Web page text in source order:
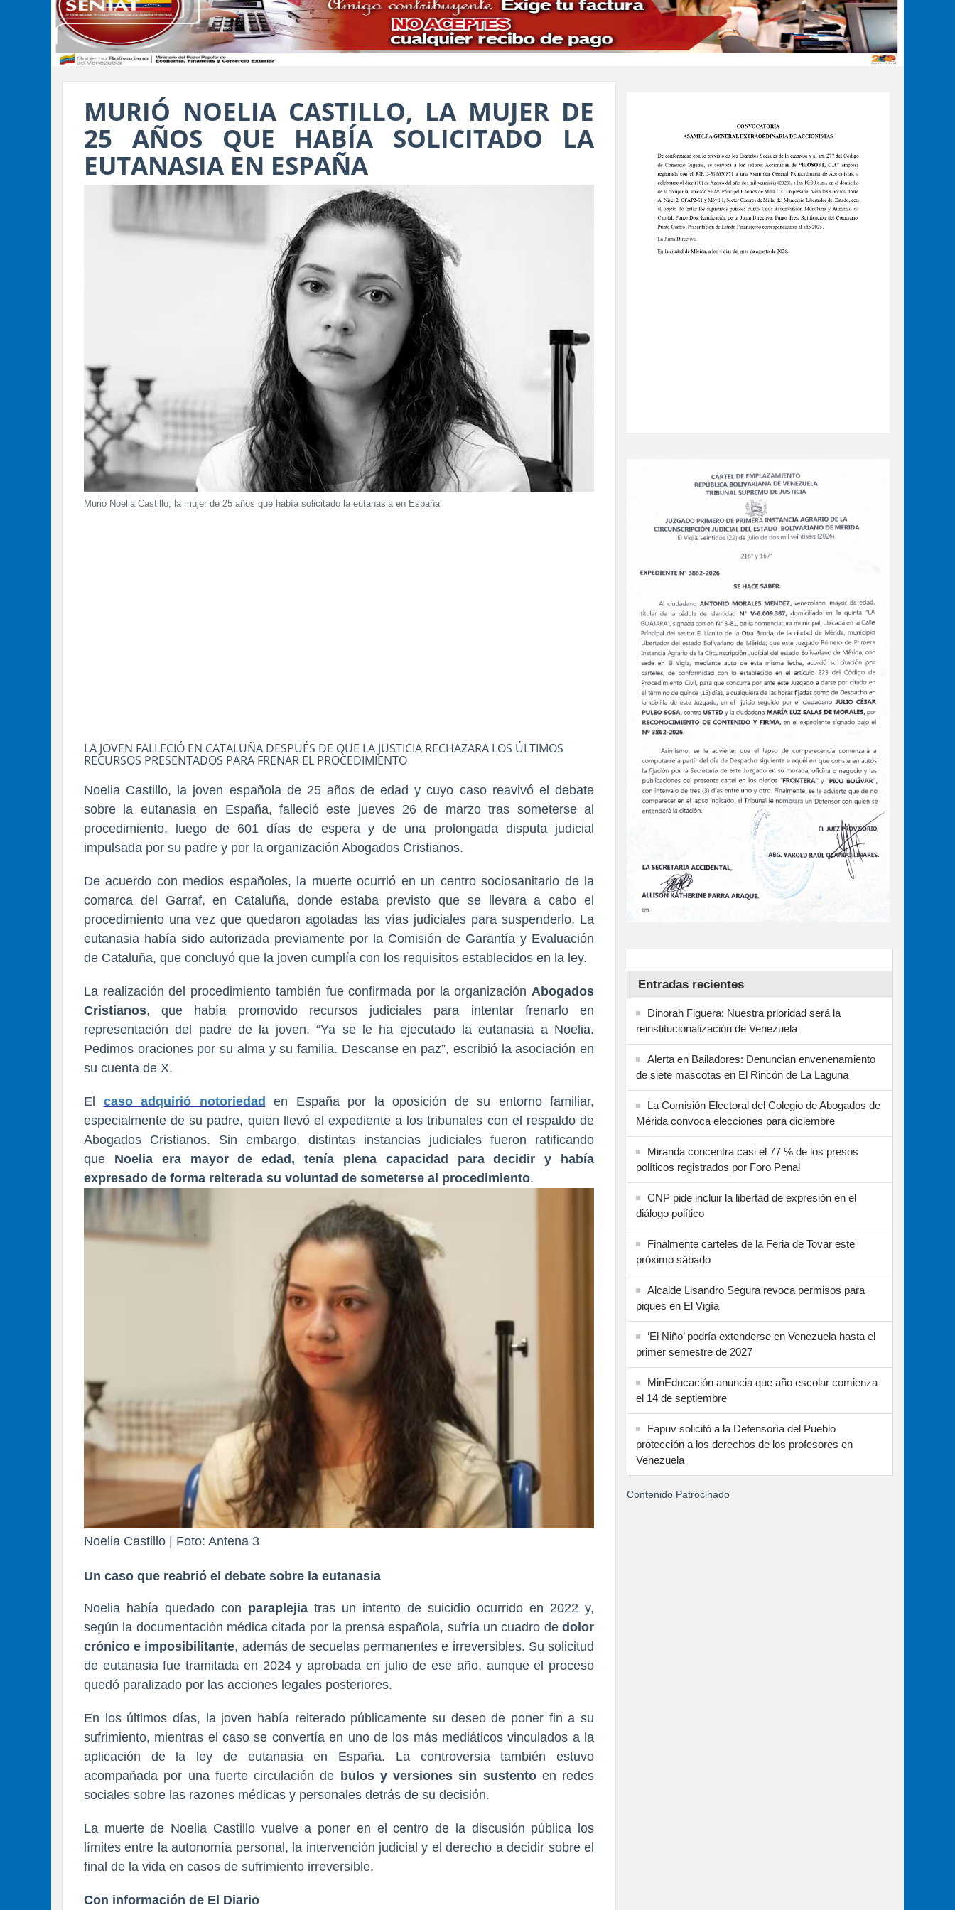
MURIÓ NOELIA CASTILLO, LA MUJER DE
25 AÑOS QUE HABÍA SOLICITADO LA
EUTANASIA EN ESPAÑA
Murió Noelia Castillo, la mujer de 25 años que había solicitado la eutanasia en España
LA JOVEN FALLECIÓ EN CATALUÑA DESPUÉS DE QUE LA JUSTICIA RECHAZARA LOS ÚLTIMOS
RECURSOS PRESENTADOS PARA FRENAR EL PROCEDIMIENTO
Noelia Castillo, la joven española de 25 años de edad y cuyo caso reavivó el debate
sobre la eutanasia en España, falleció este jueves 26 de marzo tras someterse al
procedimiento, luego de 601 días de espera y de una prolongada disputa judicial
impulsada por su padre y por la organización Abogados Cristianos.
De acuerdo con medios españoles, la muerte ocurrió en un centro sociosanitario de la
comarca del Garraf, en Cataluña, donde estaba previsto que se llevara a cabo el
procedimiento una vez que quedaron agotadas las vías judiciales para suspenderlo. La
eutanasia había sido autorizada previamente por la Comisión de Garantía y Evaluación
de Cataluña, que concluyó que la joven cumplía con los requisitos establecidos en la ley.
La realización del procedimiento también fue confirmada por la organización Abogados
Cristianos, que había promovido recursos judiciales para intentar frenarlo en
representación del padre de la joven. “Ya se le ha ejecutado la eutanasia a Noelia.
Pedimos oraciones por su alma y su familia. Descanse en paz”, escribió la asociación en
su cuenta de X.
El caso adquirió notoriedad en España por la oposición de su entorno familiar,
especialmente de su padre, quien llevó el expediente a los tribunales con el respaldo de
Abogados Cristianos. Sin embargo, distintas instancias judiciales fueron ratificando
que
Noelia era mayor de edad, tenía plena capacidad para decidir y había
expresado de forma reiterada su voluntad de someterse al procedimiento.
Noelia Castillo | Foto: Antena 3
Un caso que reabrió el debate sobre la eutanasia
Noelia había quedado con paraplejia tras un intento de suicidio ocurrido en 2022 y,
según la documentación médica citada por la prensa española, sufría un cuadro de dolor
crónico e imposibilitante, además de secuelas permanentes e irreversibles. Su solicitud
de eutanasia fue tramitada en 2024 y aprobada en julio de ese año, aunque el proceso
quedó paralizado por las acciones legales posteriores.
En los últimos días, la joven había reiterado públicamente su deseo de poner fin a su
sufrimiento, mientras el caso se convertía en uno de los más mediáticos vinculados a la
aplicación de la ley de eutanasia en España. La controversia también estuvo
acompañada por una fuerte circulación de bulos y versiones sin sustento en redes
sociales sobre las razones médicas y personales detrás de su decisión.
La muerte de Noelia Castillo vuelve a poner en el centro de la discusión pública los
límites entre la autonomía personal, la intervención judicial y el derecho a decidir sobre el
final de la vida en casos de sufrimiento irreversible.
Con información de El Diario
Entradas recientes
Dinorah Figuera: Nuestra prioridad será la
reinstitucionalización de Venezuela
Alerta en Bailadores: Denuncian envenenamiento
de siete mascotas en El Rincón de La Laguna
La Comisión Electoral del Colegio de Abogados de
Mérida convoca elecciones para diciembre
Miranda concentra casi el 77 % de los presos
políticos registrados por Foro Penal
CNP pide incluir la libertad de expresión en el
diálogo político
Finalmente carteles de la Feria de Tovar este
próximo sábado
Alcalde Lisandro Segura revoca permisos para
piques en El Vigía
‘El Niño’ podría extenderse en Venezuela hasta el
primer semestre de 2027
MinEducación anuncia que año escolar comienza
el 14 de septiembre
Fapuv solicitó a la Defensoría del Pueblo
protección a los derechos de los profesores en
Venezuela
Contenido Patrocinado